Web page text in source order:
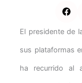
El presidente de
sus plataformas
ha recurrido al